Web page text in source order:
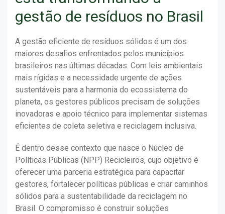
gestão de resíduos no Brasil
A gestão eficiente de resíduos sólidos é um dos
maiores desafios enfrentados pelos municípios
brasileiros nas últimas décadas. Com leis ambientais
mais rígidas e a necessidade urgente de ações
sustentáveis para a harmonia do ecossistema do
planeta, os gestores públicos precisam de soluções
inovadoras e apoio técnico para implementar sistemas
eficientes de coleta seletiva e reciclagem inclusiva.
É dentro desse contexto que nasce o Núcleo de
Políticas Públicas (NPP) Recicleiros, cujo objetivo é
oferecer uma parceria estratégica para capacitar
gestores, fortalecer políticas públicas e criar caminhos
sólidos para a sustentabilidade da reciclagem no
Brasil. O compromisso é construir soluções